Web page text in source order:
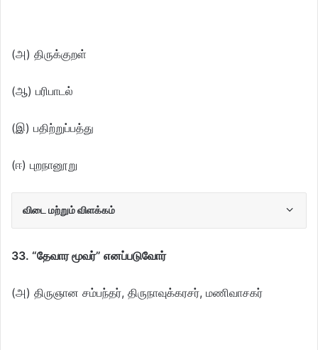
(அ) திருக்குறள்
(ஆ) பரிபாடல்
(இ) பதிற்றுப்பத்து
(ஈ) புறநானூறு
விடை மற்றும் விளக்கம்
33. “தேவார மூவர்” எனப்படுவோர்
(அ) திருஞான சம்பந்தர், திருநாவுக்கரசர், மணிவாசகர்